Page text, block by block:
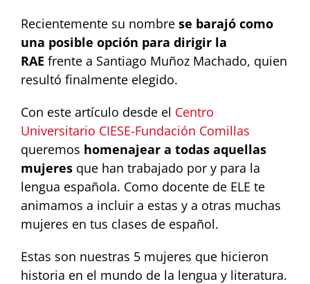
Recientemente su nombre se barajó como
una posible opción para dirigir la
RAE frente a Santiago Muñoz Machado, quien
resultó finalmente elegido.
Con este artículo desde el Centro
Universitario CIESE-Fundación Comillas
queremos homenajear a todas aquellas
mujeres que han trabajado por y para la
lengua española. Como docente de ELE te
animamos a incluir a estas y a otras muchas
mujeres en tus clases de español.
Estas son nuestras 5 mujeres que hicieron
historia en el mundo de la lengua y literatura.